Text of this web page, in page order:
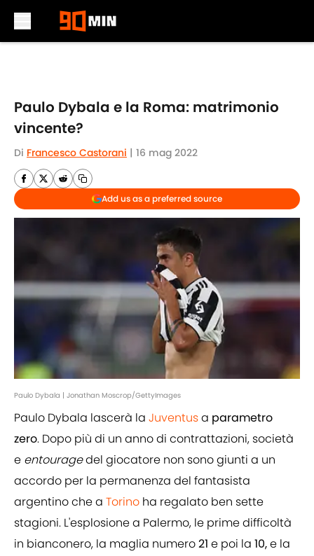
Paulo Dybala e la Roma: matrimonio
vincente?
Di Francesco Castorani | 16 mag 2022
Add us as a preferred source
Paulo Dybala | Jonathan Moscrop/GettyImages
Paulo Dybala lascerà la Juventusa parametro
zero. Dopo più di un anno di contrattazioni, società
e entouragedel giocatore non sono giunti a un
accordo per la permanenza del fantasista
argentino che a Torino ha regalato ben sette
stagioni. L'esplosione a Palermo, le prime difficoltà
in bianconero, la maglia numero21 e poi la 10,e la